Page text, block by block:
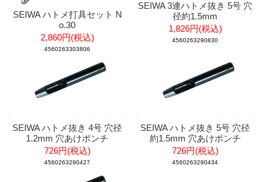
SEIWA ハトメ打具セット N
o.30
2,860円(税込)
4560263303806
SEIWA 3連ハトメ抜き 5号 穴
径約1.5mm
1,826円(税込)
4560263290830
SEIWA ハトメ抜き 4号 穴径
1.2mm 穴あけポンチ
726円(税込)
4560263290427
SEIWA ハトメ抜き 5号 穴径
約1.5mm 穴あけポンチ
726円(税込)
4560263290434